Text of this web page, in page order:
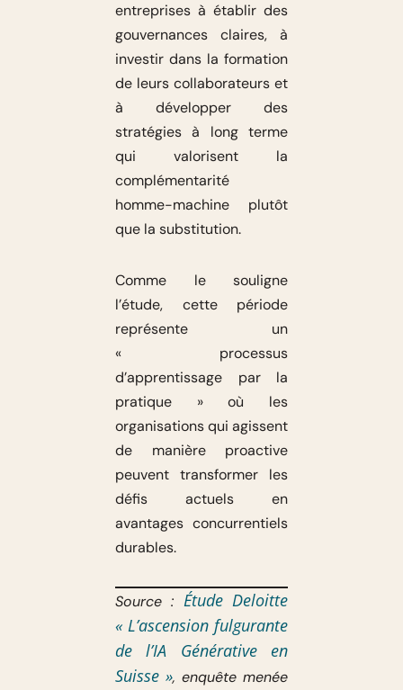
entreprises à établir des
gouvernances claires, à
investir dans la formation
de leurs collaborateurs et
à développer des
stratégies à long terme
qui valorisent la
complémentarité
homme-machine plutôt
que la substitution.
Comme le souligne
l’étude, cette période
représente un
« processus
d’apprentissage par la
pratique » où les
organisations qui agissent
de manière proactive
peuvent transformer les
défis actuels en
avantages concurrentiels
durables.
Source : Étude Deloitte
« L’ascension fulgurante
de l’IA Générative en
Suisse », enquête menée